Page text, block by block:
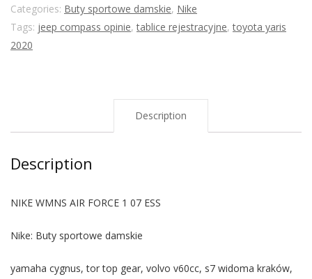
Categories: Buty sportowe damskie, Nike
Tags: jeep compass opinie,tablice rejestracyjne,toyota yaris
2020
Description
Description
NIKE WMNS AIR FORCE 1 07 ESS
Nike: Buty sportowe damskie
yamaha cygnus, tor top gear, volvo v60cc, s7 widoma kraków,